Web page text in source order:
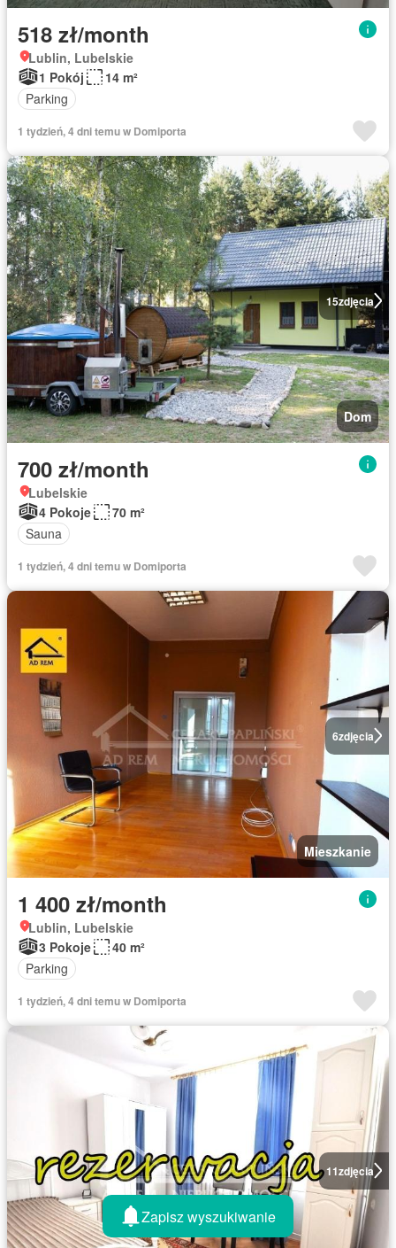
518 zł/month
Lublin, Lubelskie
1 Pokój
14 m²
Parking
1 tydzień, 4 dni temu w Domiporta
15zdjęcia
Dom
700 zł/month
Lubelskie
4 Pokoje
70 m²
Sauna
1 tydzień, 4 dni temu w Domiporta
6zdjęcia
Mieszkanie
1 400 zł/month
Lublin, Lubelskie
3 Pokoje
40 m²
Parking
1 tydzień, 4 dni temu w Domiporta
11zdjęcia
Zapisz wyszukiwanie